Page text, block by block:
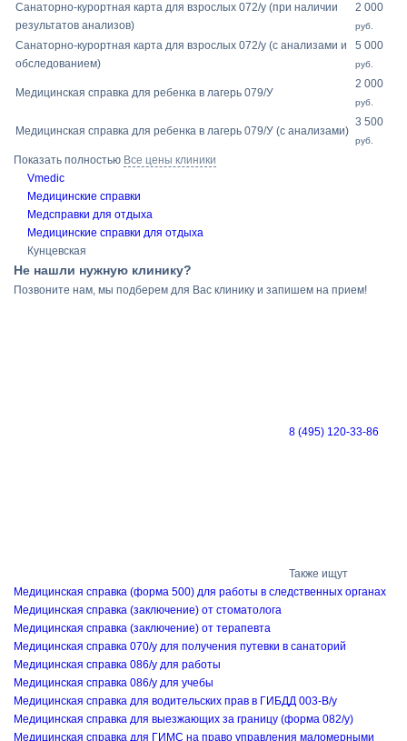
Санаторно-курортная карта для взрослых 072/у (при наличии
результатов анализов)
2 000
руб.
Санаторно-курортная карта для взрослых 072/у (с анализами и
обследованием)
5 000
руб.
Медицинская справка для ребенка в лагерь 079/У
2 000
руб.
Медицинская справка для ребенка в лагерь 079/У (с анализами)
3 500
руб.
Показать полностью Все цены клиники
Vmedic
Медицинские справки
Медсправки для отдыха
Медицинские справки для отдыха
Кунцевская
Не нашли нужную клинику?
Позвоните нам, мы подберем для Вас клинику и запишем на прием!
8 (495) 120-33-86
Также ищут
Медицинская cправка (форма 500) для работы в следственных органах
Медицинская справка (заключение) от стоматолога
Медицинская справка (заключение) от терапевта
Медицинская справка 070/у для получения путевки в санаторий
Медицинская справка 086/у для работы
Медицинская справка 086/у для учебы
Медицинская справка для водительских прав в ГИБДД 003-В/у
Медицинская справка для выезжающих за границу (форма 082/у)
Медицинская справка для ГИМС на право управления маломерными